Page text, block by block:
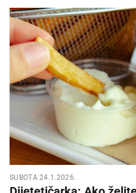
SUBOTA 24.1.2026.